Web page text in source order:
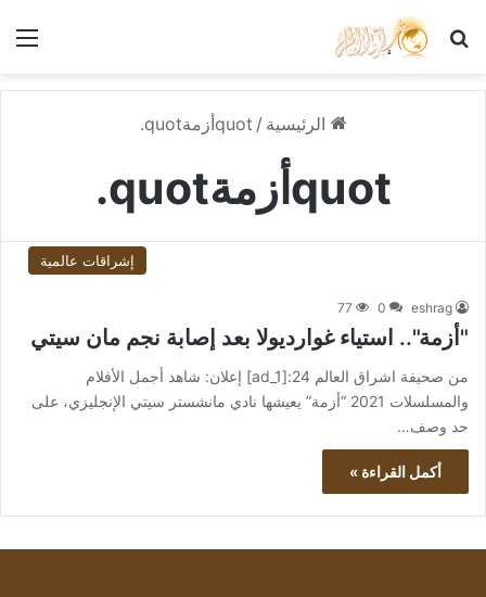
بحث عن
الرئيسية / quotأزمةquot.
quotأزمةquot.
إشراقات عالمية
eshrag
0
77
"أزمة".. استياء غوارديولا بعد إصابة نجم مان سيتي
من صحيفة اشراق العالم 24:[ad_1] إعلان: شاهد أجمل الأفلام
والمسلسلات 2021 “أزمة” يعيشها نادي مانشستر سيتي الإنجليزي، على
حد وصف…
أكمل القراءة »